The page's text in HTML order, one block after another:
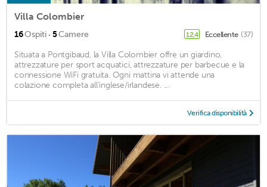
Villa Colombier
16Ospiti · 5Camere 12,4 Eccellente (37)
Situata a Pontgibaud, la Villa Colombier offre un giardino,
attrezzature per sport acquatici, attrezzature per barbecue e la
connessione WiFi gratuita. Ogni mattina vi attende una
colazione completa all'inglese/irlandese. ...
Verifica disponibilità